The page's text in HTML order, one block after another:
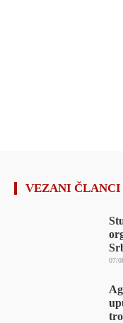
VEZANI ČLANCI
07/